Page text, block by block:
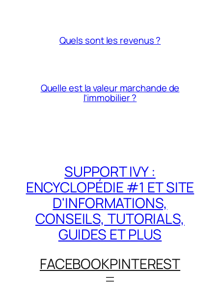
Quels sont les revenus ?
Quelle est la valeur marchande de
l’immobilier ?
SUPPORT IVY :
ENCYCLOPÉDIE #1 ET SITE
D'INFORMATIONS,
CONSEILS, TUTORIALS,
GUIDES ET PLUS
FACEBOOKPINTEREST